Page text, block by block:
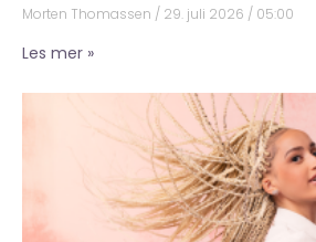
Morten Thomassen 29. juli 2026 05:00
Les mer »